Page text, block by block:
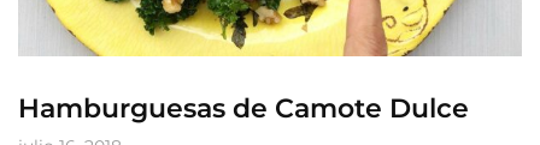
Hamburguesas de Camote Dulce